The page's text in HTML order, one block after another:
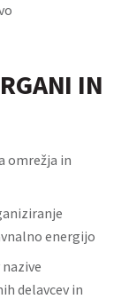
IN
omrežja in
energijo
delavcev in